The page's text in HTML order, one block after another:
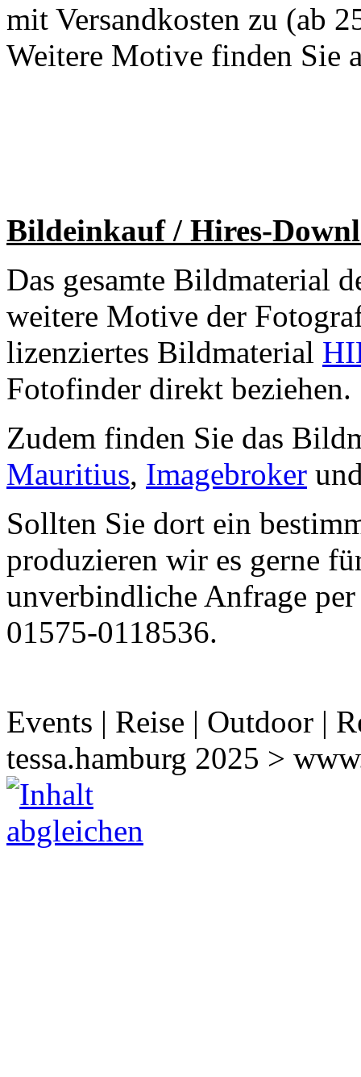
mit Versandkosten zu (ab
Weitere Motive finden Sie
Bildeinkauf / Hires-
Das gesamte Bildmaterial
weitere Motive der
lizenziertes Bildmaterial
Fotofinder direkt beziehen.
Zudem finden Sie das
Mauritius, Imagebroker
Sollten Sie dort ein
produzieren wir es gerne
unverbindliche Anfrage
01575-0118536.
Events | Reise | Outdoor |
tessa.hamburg 2025 >